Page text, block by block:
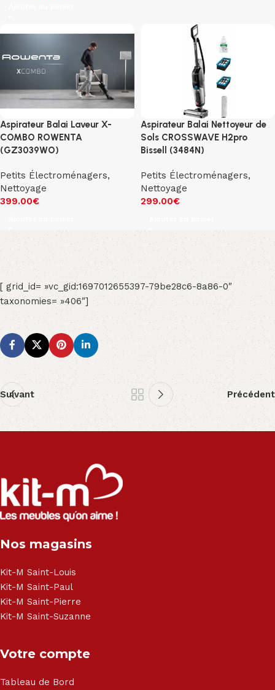
Aspirateur Balai Laveur X-
COMBO ROWENTA
(GZ3039WO)
Petits Électroménagers,
Nettoyage
399.00€
Aspirateur Balai Nettoyeur de
Sols CROSSWAVE H2pro
Bissell (3484N)
Petits Électroménagers,
Nettoyage
299.00€
[ grid_id= »vc_gid:1697012655397-79be28c6-8a86-0″
taxonomies= »406″]
Suivant Précédent
Nos magasins
Kit-M Saint-Louis
Kit-M Saint-Paul
Kit-M Saint-Pierre
Kit-M Saint-Suzanne
Votre compte
Tableau de Bord